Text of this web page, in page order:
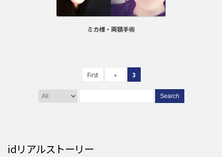
ミカ様・両顎手術
First « 3
Search
idリアルストーリー